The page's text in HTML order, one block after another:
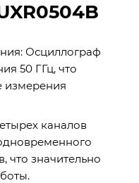
Осциллограф
50 ГГц, что
измерения
каналов
что значительно